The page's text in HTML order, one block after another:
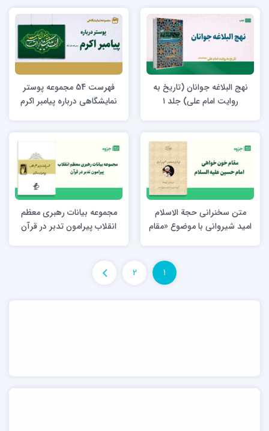
نهج البلاغه جوانان (تاریخ به
روایت امام علی) جلد ۱
فهرست 54 مجموعه‌ پوستر
نمایشگاهی درباره پیامبر اکرم
متن سخنرانی حجة الاسلام
امید شیروانی با موضوع «مقام
مجموعه بیانات رهبری معظم
انقلاب پیرامون تدبر در قرآن
1
2